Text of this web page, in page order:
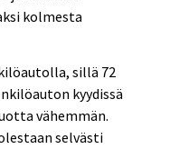
kolmesta
sillä 72
kyydissä
vähemmän.
selvästi